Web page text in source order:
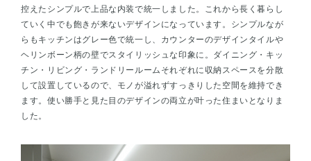
控えたシンプルで上品な内装で統一しました。これから長く暮らし
ていく中でも飽きが来ないデザインになっています。シンプルなが
らもキッチンはグレー色で統一し、カウンターのデザインタイルや
ヘリンボーン柄の壁でスタイリッシュな印象に。ダイニング・キッ
チン・リビング・ランドリールームそれぞれに収納スペースを分散
して設置しているので、モノが溢れずすっきりした空間を維持でき
ます。使い勝手と見た目のデザインの両立が叶った住まいとなりま
した。